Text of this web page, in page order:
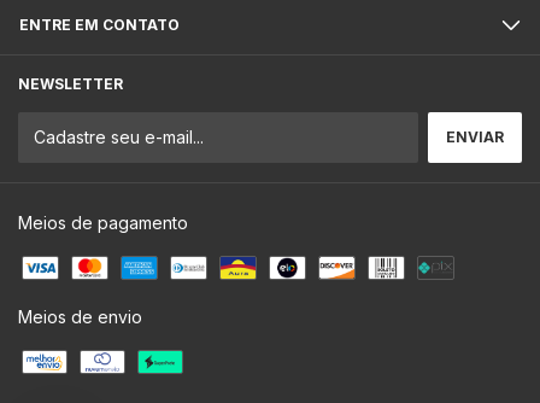
ENTRE EM CONTATO
NEWSLETTER
Meios de pagamento
Meios de envio